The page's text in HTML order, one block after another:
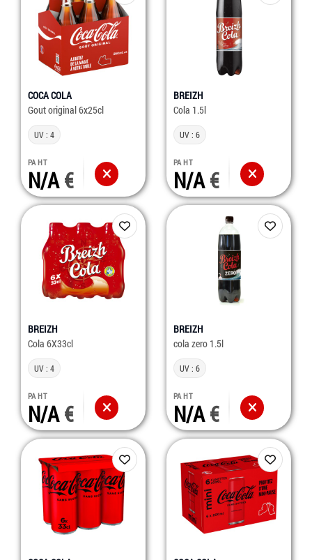
COCA COLA
Gout original 6x25cl
UV : 4
PA HT
N/A
BREIZH
Cola 1.5l
UV : 6
PA HT
N/A
BREIZH
Cola 6X33cl
UV : 4
PA HT
N/A
BREIZH
cola zero 1.5l
UV : 6
PA HT
N/A